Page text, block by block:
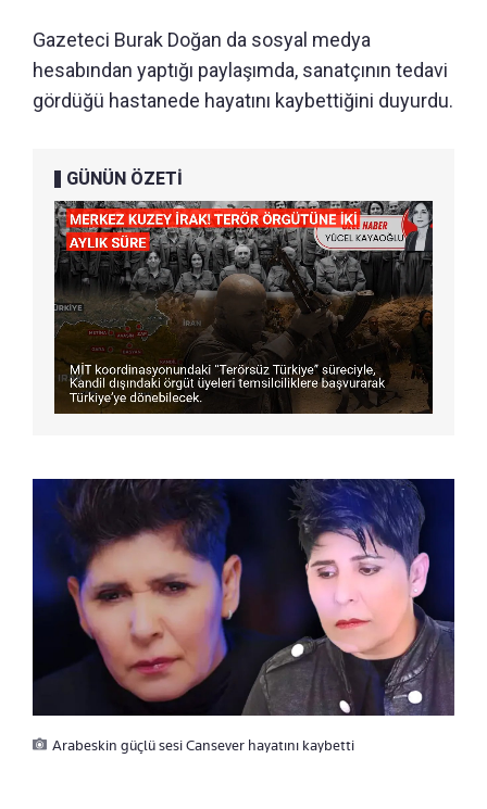
Gazeteci Burak Doğan da sosyal medya
hesabından yaptığı paylaşımda, sanatçının tedavi
gördüğü hastanede hayatını kaybettiğini duyurdu.
GÜNÜN ÖZETİ
Arabeskin güçlü sesi Cansever hayatını kaybetti